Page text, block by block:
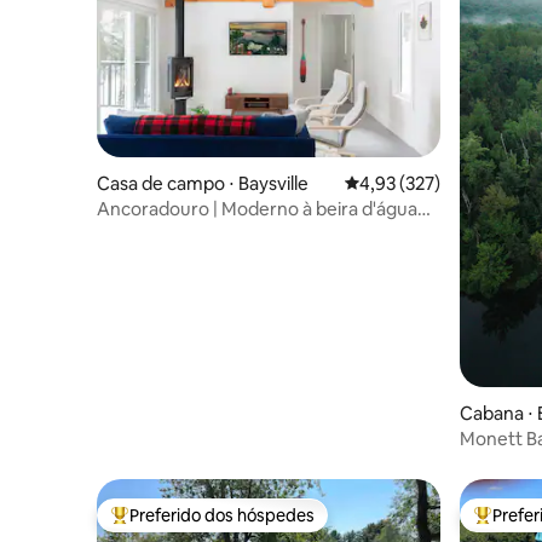
Casa de campo ⋅ Baysville 4,93 de uma avaliação
4,93 (327)
Ancoradouro | Moderno à beira d'água
Cabana ⋅
Monett
Entre os melhores preferidos dos hóspedes
Preferido dos hóspedes Entre